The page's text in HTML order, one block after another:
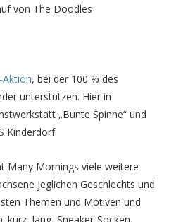
von The Doodles
Aktion, bei der 100 % des
unterstützen. Hier in
„Bunte Spinne“ und
Kinderdorf.
Many Mornings viele weitere
jeglichen Geschlechts und
Themen und Motiven und